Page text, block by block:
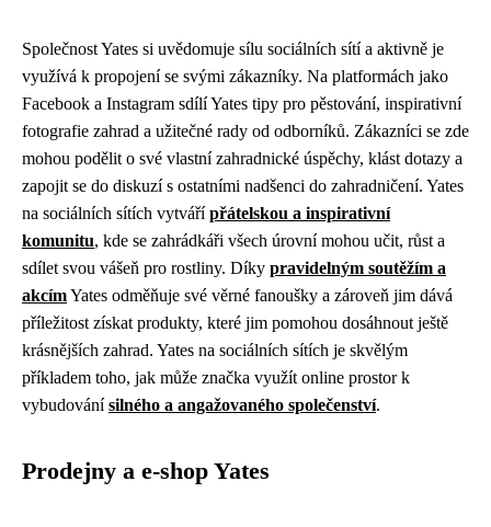
Společnost Yates si uvědomuje sílu sociálních sítí a aktivně je
využívá k propojení se svými zákazníky. Na platformách jako
Facebook a Instagram sdílí Yates tipy pro pěstování, inspirativní
fotografie zahrad a užitečné rady od odborníků. Zákazníci se zde
mohou podělit o své vlastní zahradnické úspěchy, klást dotazy a
zapojit se do diskuzí s ostatními nadšenci do zahradničení. Yates
na sociálních sítích vytvářípřátelskou a inspirativní
komunitu, kde se zahrádkáři všech úrovní mohou učit, růst a
sdílet svou vášeň pro rostliny. Díky pravidelným soutěžím a
akcímYates odměňuje své věrné fanoušky a zároveň jim dává
příležitost získat produkty, které jim pomohou dosáhnout ještě
krásnějších zahrad. Yates na sociálních sítích je skvělým
příkladem toho, jak může značka využít online prostor k
vybudovánísilného a angažovaného společenství.
Prodejny a e-shop Yates